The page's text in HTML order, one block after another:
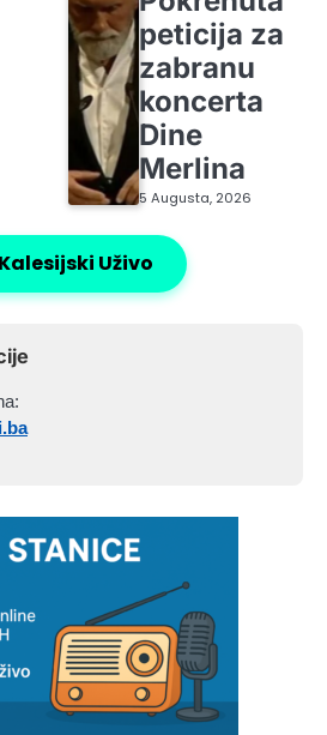
peticija za
zabranu
koncerta
Dine
Merlina
5 Augusta, 2026
Uživo